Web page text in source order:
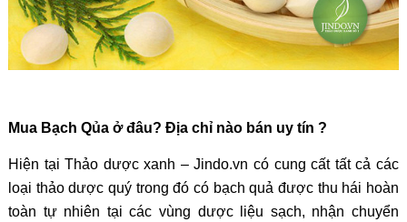
Mua Bạch Qủa ở đâu? Địa chỉ nào bán uy tín ?
Hiện tại Thảo dược xanh – Jindo.vn có cung cất tất cả các
loại thảo dược quý trong đó có bạch quả được thu hái hoàn
toàn tự nhiên tại các vùng dược liệu sạch, nhận chuyển